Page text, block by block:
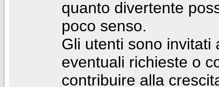
quanto divertente
poco senso.
Gli utenti sono invitati
eventuali richieste o
contribuire alla